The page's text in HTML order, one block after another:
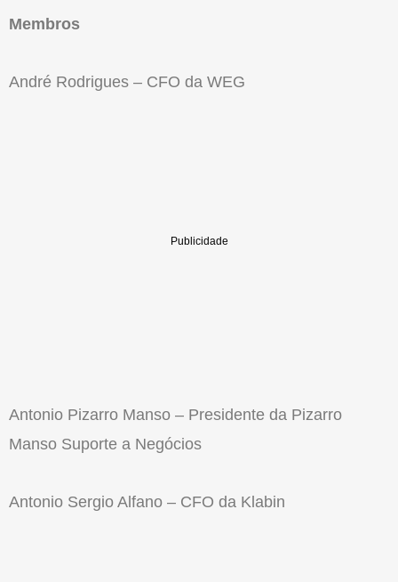
Membros
André Rodrigues – CFO da WEG
Antonio Pizarro Manso – Presidente da Pizarro
Manso Suporte a Negócios
Antonio Sergio Alfano – CFO da Klabin